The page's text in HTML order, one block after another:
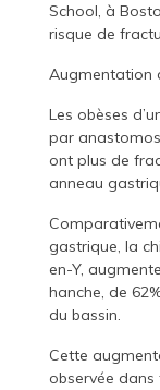
School, à
risque de
Augmentation
Les obèses
par
ont plus de
anneau
gastrique, la
en-Y,
hanche, de
du bassin.
Cette
observée